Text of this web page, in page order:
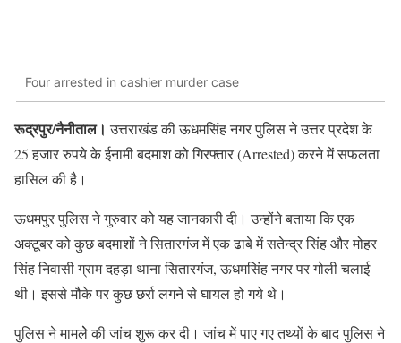
Four arrested in cashier murder case
रूद्रपुर/नैनीताल। उत्तराखंड की ऊधमसिंह नगर पुलिस ने उत्तर प्रदेश के
25 हजार रुपये के ईनामी बदमाश को गिरफ्तार (Arrested) करने में सफलता
हासिल की है।
ऊधमपुर पुलिस ने गुरुवार को यह जानकारी दी। उन्होंने बताया कि एक
अक्टूबर को कुछ बदमाशों ने सितारगंज में एक ढाबे में सतेन्द्र सिंह और मोहर
सिंह निवासी ग्राम दहड़ा थाना सितारगंज, ऊधमसिंह नगर पर गोली चलाई
थी। इससे मौके पर कुछ छर्रा लगने से घायल हो गये थे।
पुलिस ने मामलेे की जांच शुरू कर दी। जांच में पाए गए तथ्यों के बाद पुलिस ने